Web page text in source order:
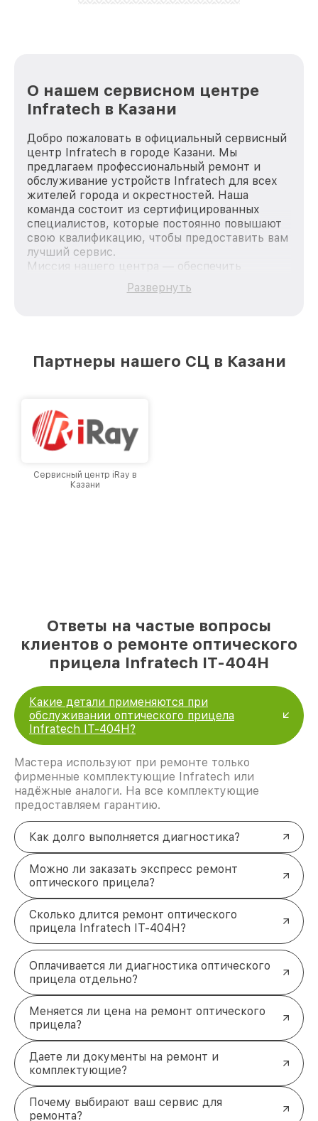
О нашем сервисном центре
Infratech в Казани
Добро пожаловать в официальный сервисный
центр Infratech в городе Казани. Мы
предлагаем профессиональный ремонт и
обслуживание устройств Infratech для всех
жителей города и окрестностей. Наша
команда состоит из сертифицированных
специалистов, которые постоянно повышают
свою квалификацию, чтобы предоставить вам
лучший сервис.
Миссия нашего центра — обеспечить
качественный и доступный ремонт для
каждого пользователя продукции Infratech,
лучшим сервисным центром Infratech в
Развернуть
Партнеры нашего СЦ в Казани
Сервисный центр iRay в
Казани
Ответы на частые вопросы
клиентов о ремонте оптического
прицела Infratech IT-404H
Какие детали применяются при
обслуживании оптического прицела
Infratech IT-404H?
Мастера используют при ремонте только
фирменные комплектующие Infratech или
надёжные аналоги. На все комплектующие
предоставляем гарантию.
Как долго выполняется диагностика?
Можно ли заказать экспресс ремонт
оптического прицела?
Сколько длится ремонт оптического
прицела Infratech IT-404H?
Оплачивается ли диагностика оптического
прицела отдельно?
Меняется ли цена на ремонт оптического
прицела?
Даете ли документы на ремонт и
комплектующие?
Почему выбирают ваш сервис для
ремонта?